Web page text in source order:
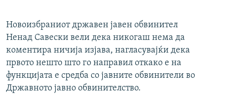
Новоизбраниот државен јавен обвинител
Ненад Савески вели дека никогаш нема да
коментира ничија изјава, нагласувајќи дека
првото нешто што го направил откако е на
функцијата е средба со јавните обвинители во
Државното јавно обвинителство.